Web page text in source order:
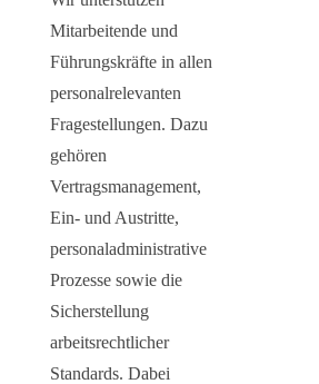
Mitarbeitende und
Führungskräfte in allen
personalrelevanten
Fragestellungen. Dazu
gehören
Vertragsmanagement,
Ein- und Austritte,
personaladministrative
Prozesse sowie die
Sicherstellung
arbeitsrechtlicher
Standards. Dabei